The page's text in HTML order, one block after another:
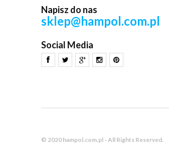
Napisz do nas
sklep@hampol.com.pl
Social Media
© 2020 hampol.com.pl - All Rights Reserved.